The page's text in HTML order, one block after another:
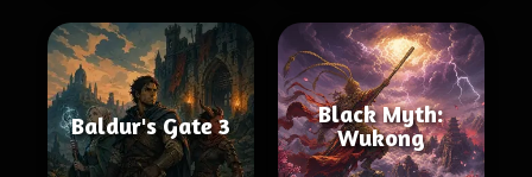
Baldur's Gate 3
Black Myth:
Wukong